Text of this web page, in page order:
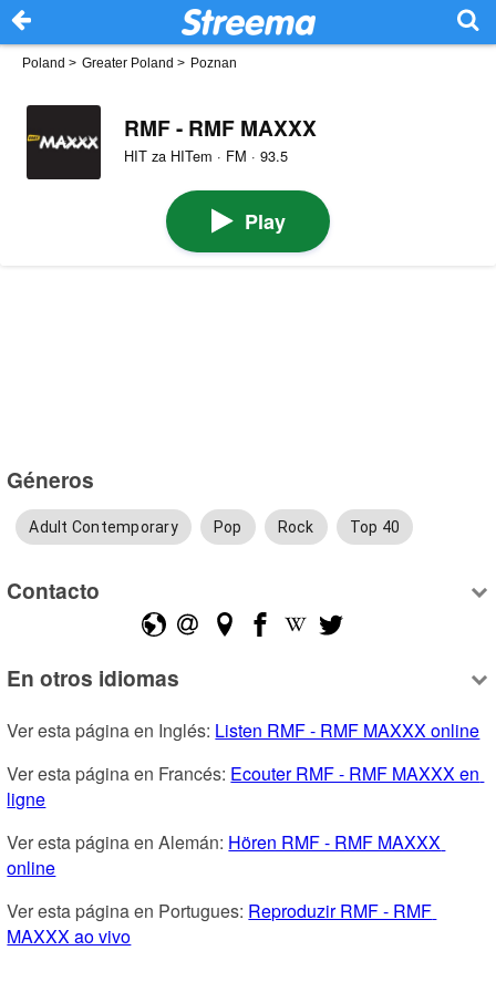
Poland > Greater Poland > Poznan
RMF - RMF MAXXX
HIT za HITem · FM · 93.5
Play
Géneros
Adult Contemporary Pop Rock Top 40
Contacto
En otros idiomas
Ver esta página en Inglés: Listen RMF - RMF MAXXX online
Ver esta página en Francés: Ecouter RMF - RMF MAXXX en
ligne
Ver esta página en Alemán: Hören RMF - RMF MAXXX
online
Ver esta página en Portugues: Reproduzir RMF - RMF
MAXXX ao vivo